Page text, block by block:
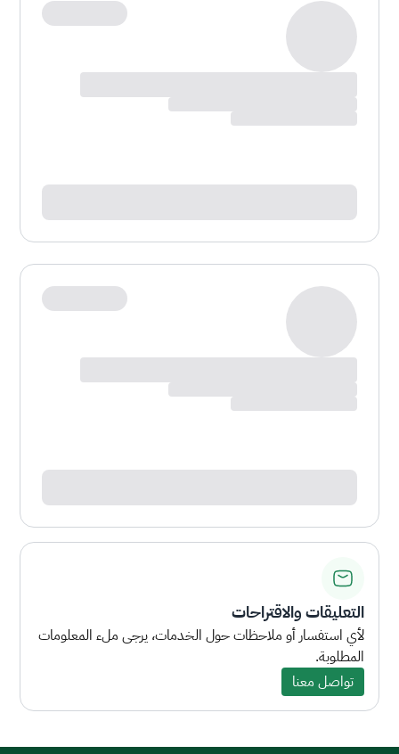
التعليقات والاقتراحات
لأي استفسار أو ملاحظات حول الخدمات، يرجى ملء المعلومات
المطلوبة.
تواصل معنا